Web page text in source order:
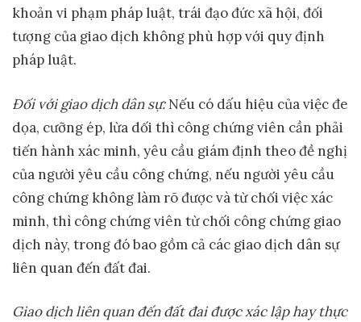
khoản vi phạm pháp luật, trái đạo đức xã hội, đối
tượng của giao dịch không phù hợp với quy định
pháp luật.
Đối với giao dịch dân sự:Nếu có dấu hiệu của việc đe
dọa, cưỡng ép, lừa dối thì công chứng viên cần phải
tiến hành xác minh, yêu cầu giám định theo đề nghị
của người yêu cầu công chứng, nếu người yêu cầu
công chứng không làm rõ được và từ chối việc xác
minh, thì công chứng viên từ chối công chứng giao
dịch này, trong đó bao gồm cả các giao dịch dân sự
liên quan đến đất đai.
Giao dịch liên quan đến đất đai được xác lập hay thực